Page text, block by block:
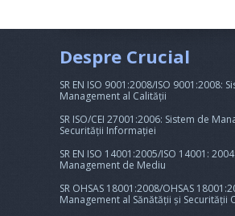
Despre Crucial
SR EN ISO 9001:2008/ISO 9001:2008:
Management al Calității
SR ISO/CEI 27001:2006: Sistem de
Securității Informației
SR EN ISO 14001:2005/ISO 14001:
Management de Mediu
SR OHSAS 18001:2008/OHSAS
Management al Sănătății și Securității